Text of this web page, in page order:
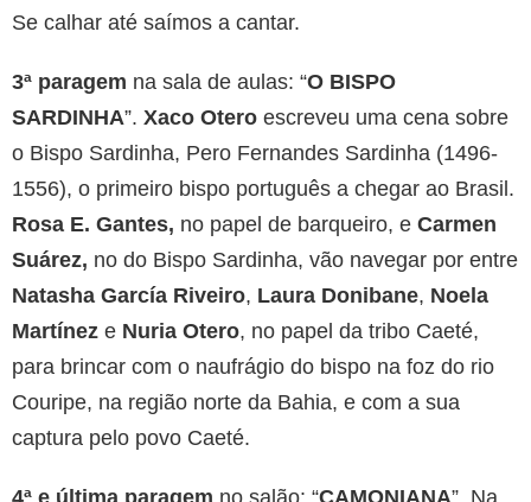
Se calhar até saímos a cantar.
3ª paragem na sala de aulas: “O BISPO
SARDINHA”. Xaco Otero escreveu uma cena sobre
o Bispo Sardinha, Pero Fernandes Sardinha (1496-
1556), o primeiro bispo português a chegar ao Brasil.
Rosa E. Gantes, no papel de barqueiro, e Carmen
Suárez, no do Bispo Sardinha, vão navegar por entre
Natasha García Riveiro, Laura Donibane, Noela
Martínez e Nuria Otero, no papel da tribo Caeté,
para brincar com o naufrágio do bispo na foz do rio
Couripe, na região norte da Bahia, e com a sua
captura pelo povo Caeté.
4ª e última paragem no salão: “CAMONIANA”. Na